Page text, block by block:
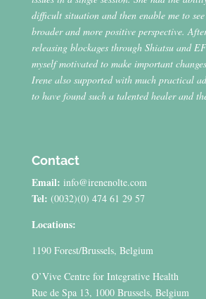
difficult situation and then enable me to
broader and more positive perspective.
releasing blockages through Shiatsu and
myself motivated to make important
Irene also supported with much practical
to have found such a talented healer and
Contact
Email: info@irenenolte.com
Tel: (0032)(0) 474 61 29 57
Locations:
1190 Forest/Brussels, Belgium
O’Vive Centre for Integrative Health
Rue de Spa 13, 1000 Brussels, Belgium